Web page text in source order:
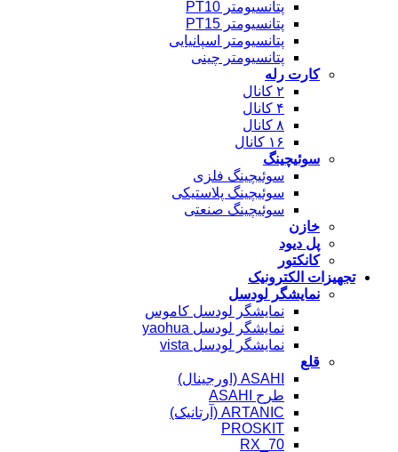
پتانسیومتر PT10
پتانسیومتر PT15
پتانسیومتر اسپانیایی
پتانسیومتر چینی
کارت رله
۲ کانال
۴ کانال
۸ کانال
۱۶ کانال
سوئیچینگ
سوئیچینگ فلزی
سوئیچینگ پلاستیکی
سوئیچینگ صنعتی
خازن
پل دیود
کانکتور
تجهیزات الکترونیک
نمایشگر لودسل
نمایشگر لودسل کاموس
نمایشگر لودسل yaohua
نمایشگر لودسل vista
قلع
ASAHI (اورجینال)
طرح ASAHI
ARTANIC (آرتانیک)
PROSKIT
RX_70